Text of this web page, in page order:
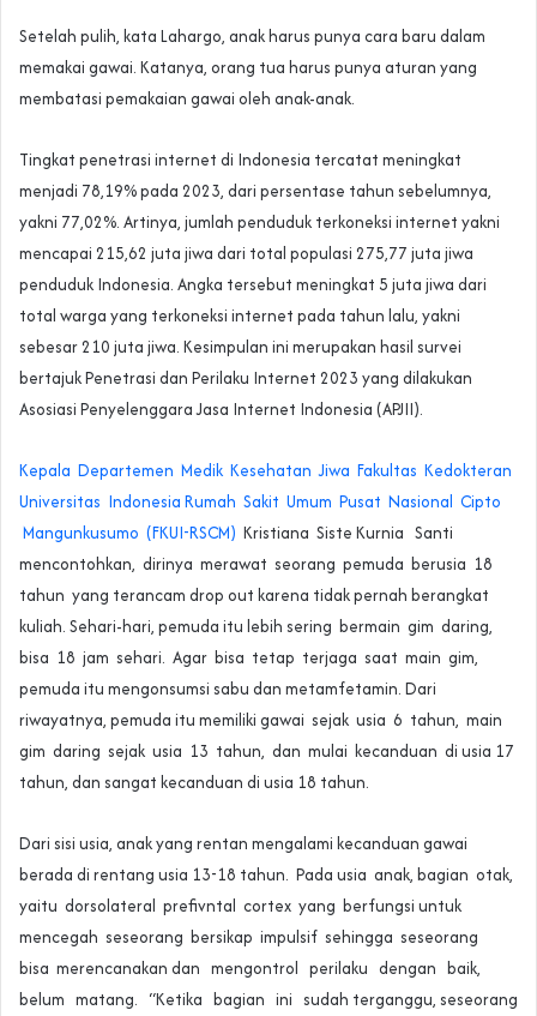
Setelah pulih, kata Lahargo, anak harus punya cara baru dalam
memakai gawai. Katanya, orang tua harus punya aturan yang
membatasi pemakaian gawai oleh anak-anak.
Tingkat penetrasi internet di Indonesia tercatat meningkat
menjadi 78,19% pada 2023, dari persentase tahun sebelumnya,
yakni 77,02%. Artinya, jumlah penduduk terkoneksi internet yakni
mencapai 215,62 juta jiwa dari total populasi 275,77 juta jiwa
penduduk Indonesia. Angka tersebut meningkat 5 juta jiwa dari
total warga yang terkoneksi internet pada tahun lalu, yakni
sebesar 210 juta jiwa. Kesimpulan ini merupakan hasil survei
bertajuk Penetrasi dan Perilaku Internet 2023 yang dilakukan
Asosiasi Penyelenggara Jasa Internet Indonesia (APJII).
Kepala Departemen Medik Kesehatan Jiwa Fakultas Kedokteran
Universitas Indonesia Rumah Sakit Umum Pusat Nasional Cipto
Mangunkusumo (FKUI-RSCM) Kristiana Siste Kurnia Santi
mencontohkan, dirinya merawat seorang pemuda berusia 18
tahun yang terancam drop out karena tidak pernah berangkat
kuliah. Sehari-hari, pemuda itu lebih sering bermain gim daring,
bisa 18 jam sehari. Agar bisa tetap terjaga saat main gim,
pemuda itu mengonsumsi sabu dan metamfetamin. Dari
riwayatnya, pemuda itu memiliki gawai sejak usia 6 tahun, main
gim daring sejak usia 13 tahun, dan mulai kecanduan di usia 17
tahun, dan sangat kecanduan di usia 18 tahun.
Dari sisi usia, anak yang rentan mengalami kecanduan gawai
berada di rentang usia 13-18 tahun. Pada usia anak, bagian otak,
yaitu dorsolateral prefivntal cortex yang berfungsi untuk
mencegah seseorang bersikap impulsif sehingga seseorang
bisa merencanakan dan mengontrol perilaku dengan baik,
belum matang. “Ketika bagian ini sudah terganggu, seseorang